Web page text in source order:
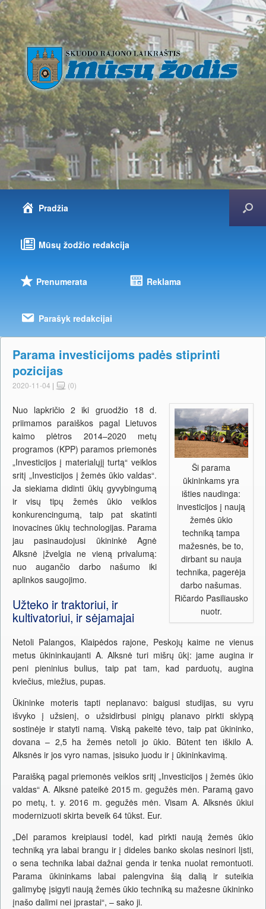
Pradžia
Mūsų žodžio redakcija
Prenumerata Reklama
Parašyk redakcijai
Parama investicijoms padės stiprinti
pozicijas
2020-11-04 | (0)
Ši parama
ūkininkams yra
išties naudinga:
investicijos į naują
žemės ūkio
techniką tampa
mažesnės, be to,
dirbant su nauja
technika, pagerėja
darbo našumas.
Ričardo Pasiliausko
nuotr.
Nuo lapkričio 2 iki gruodžio 18 d.
priimamos paraiškos pagal Lietuvos
kaimo plėtros 2014–2020 metų
programos (KPP) paramos priemonės
„Investicijos į materialųjį turtą“ veiklos
sritį „Investicijos į žemės ūkio valdas“.
Ja siekiama didinti ūkių gyvybingumą
ir visų tipų žemės ūkio veiklos
konkurencingumą, taip pat skatinti
inovacines ūkių technologijas. Parama
jau pasinaudojusi ūkininkė Agnė
Alksnė įžvelgia ne vieną privalumą:
nuo augančio darbo našumo iki
aplinkos saugojimo.
Užteko ir traktoriui, ir
kultivatoriui, ir sėjamajai
Netoli Palangos, Klaipėdos rajone, Peskojų kaime ne vienus
metus ūkininkaujanti A. Alksnė turi mišrų ūkį: jame augina ir
peni pieninius bulius, taip pat tam, kad parduotų, augina
kviečius, miežius, pupas.
Ūkininke moteris tapti neplanavo: baigusi studijas, su vyru
išvyko į užsienį, o užsidirbusi pinigų planavo pirkti sklypą
sostinėje ir statyti namą. Viską pakeitė tėvo, taip pat ūkininko,
dovana – 2,5 ha žemės netoli jo ūkio. Būtent ten iškilo A.
Alksnės ir jos vyro namas, įsisuko juodu ir į ūkininkavimą.
Paraišką pagal priemonės veiklos sritį „Investicijos į žemės ūkio
valdas“ A. Alksnė pateikė 2015 m. gegužės mėn. Paramą gavo
po metų, t. y. 2016 m. gegužės mėn. Visam A. Alksnės ūkiui
modernizuoti skirta beveik 64 tūkst. Eur.
„Dėl paramos kreipiausi todėl, kad pirkti naują žemės ūkio
techniką yra labai brangu ir į dideles banko skolas nesinori lįsti,
o sena technika labai dažnai genda ir tenka nuolat remontuoti.
Parama ūkininkams labai palengvina šią dalią ir suteikia
galimybę įsigyti naują žemės ūkio techniką su mažesne ūkininko
įnašo dalimi nei įprastai“, – sako ji.